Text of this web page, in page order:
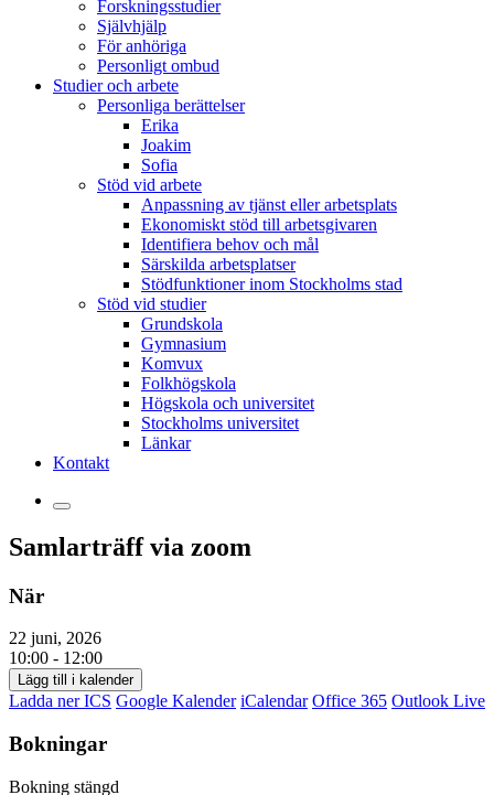
Forskningsstudier
Självhjälp
För anhöriga
Personligt ombud
Studier och arbete
Personliga berättelser
Erika
Joakim
Sofia
Stöd vid arbete
Anpassning av tjänst eller arbetsplats
Ekonomiskt stöd till arbetsgivaren
Identifiera behov och mål
Särskilda arbetsplatser
Stödfunktioner inom Stockholms stad
Stöd vid studier
Grundskola
Gymnasium
Komvux
Folkhögskola
Högskola och universitet
Stockholms universitet
Länkar
Kontakt
Samlarträff via zoom
När
22 juni, 2026
10:00 - 12:00
Lägg till i kalender
Ladda ner ICS Google Kalender iCalendar Office 365 Outlook Live
Bokningar
Bokning stängd